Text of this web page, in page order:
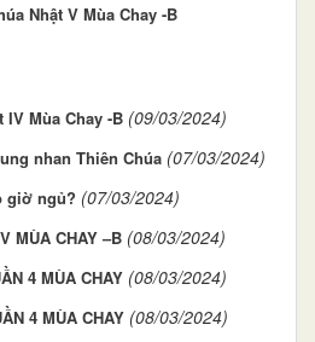
Nhật V Mùa Chay -B
IV Mùa Chay -B (09/03/2024)
nhan Thiên Chúa (07/03/2024)
giờ ngủ? (07/03/2024)
MÙA CHAY –B (08/03/2024)
4 MÙA CHAY (08/03/2024)
4 MÙA CHAY (08/03/2024)